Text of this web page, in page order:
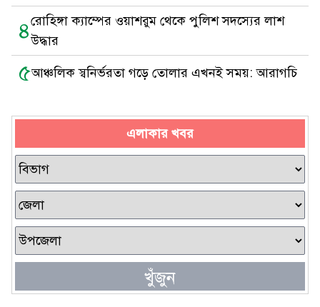
৪রোহিঙ্গা ক্যাম্পের ওয়াশরুম থেকে পুলিশ সদস্যের লাশ
উদ্ধার
৫আঞ্চলিক স্বনির্ভরতা গড়ে তোলার এখনই সময়: আরাগচি
এলাকার খবর
খুঁজুন